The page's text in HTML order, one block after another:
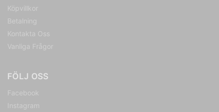
Köpvillkor
Betalning
Kontakta Oss
Vanliga Frågor
FÖLJ OSS
Facebook
Instagram